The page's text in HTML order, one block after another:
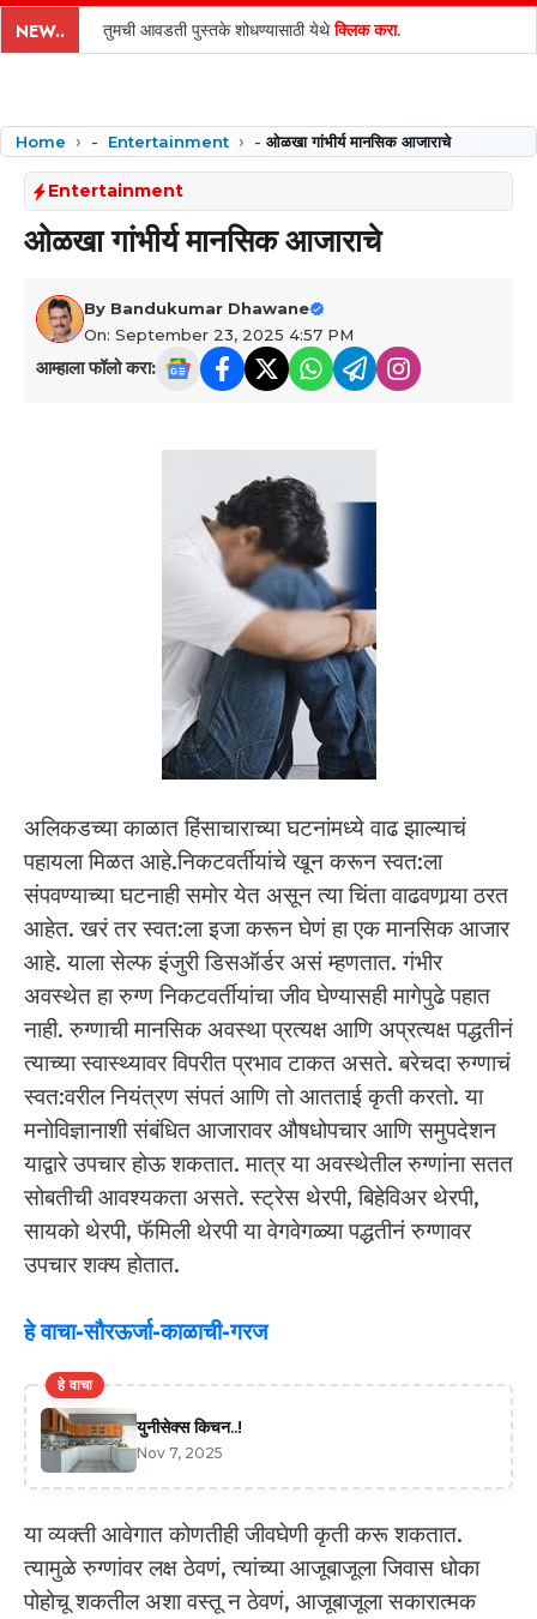
content
NEW.. तुमची आवडती पुस्तके शोधण्यासाठी येथेक्लिक करा.
Home - Entertainment - ओळखा गांभीर्य मानसिक आजाराचे
Entertainment
ओळखा गांभीर्य मानसिक आजाराचे
By Bandukumar Dhawane
On: September 23, 2025 4:57 PM
आम्हाला फॉलो करा:
अलिकडच्या काळात हिंसाचाराच्या घटनांमध्ये वाढ झाल्याचं
पहायला मिळत आहे.निकटवर्तीयांचे खून करून स्वत:ला
संपवण्याच्या घटनाही समोर येत असून त्या चिंता वाढवणार्‍या ठरत
आहेत. खरं तर स्वत:ला इजा करून घेणं हा एक मानसिक आजार
आहे. याला सेल्फ इंजुरी डिसऑर्डर असं म्हणतात. गंभीर
अवस्थेत हा रुग्ण निकटवर्तीयांचा जीव घेण्यासही मागेपुढे पहात
नाही. रुग्णाची मानसिक अवस्था प्रत्यक्ष आणि अप्रत्यक्ष पद्धतीनं
त्याच्या स्वास्थ्यावर विपरीत प्रभाव टाकत असते. बरेचदा रुग्णाचं
स्वत:वरील नियंत्रण संपतं आणि तो आतताई कृती करतो. या
मनोविज्ञानाशी संबंधित आजारावर औषधोपचार आणि समुपदेशन
याद्वारे उपचार होऊ शकतात. मात्र या अवस्थेतील रुग्णांना सतत
सोबतीची आवश्यकता असते. स्ट्रेस थेरपी, बिहेविअर थेरपी,
सायको थेरपी, फॅमिली थेरपी या वेगवेगळ्या पद्धतीनं रुग्णावर
उपचार शक्य होतात.
हे वाचा-सौरऊर्जा-काळाची-गरज
हे वाचा
युनीसेक्स किचन..!
Nov 7, 2025
या व्यक्ती आवेगात कोणतीही जीवघेणी कृती करू शकतात.
त्यामुळे रुग्णांवर लक्ष ठेवणं, त्यांच्या आजूबाजूला जिवास धोका
पोहोचू शकतील अशा वस्तू न ठेवणं, आजूबाजूला सकारात्मक